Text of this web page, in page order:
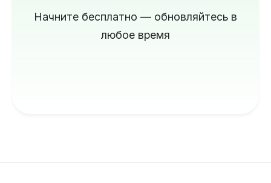
Начните бесплатно — обновляйтесь в
любое время